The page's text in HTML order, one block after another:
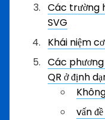
Các trường
SVG
Khái niệm
Các
QR ở định
vấn